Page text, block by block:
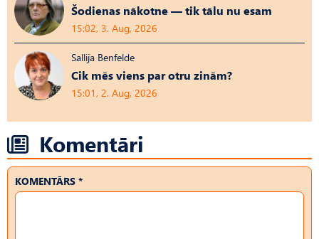
Šodienas nākotne — tik tālu nu esam
15:02, 3. Aug, 2026
Sallija Benfelde
Cik mēs viens par otru zinām?
15:01, 2. Aug, 2026
Komentāri
KOMENTĀRS *